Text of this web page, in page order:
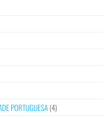
PORTUGUESA(4)